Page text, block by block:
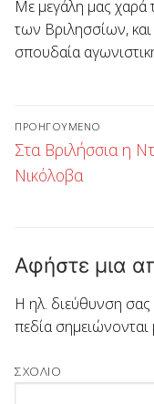
Με μεγάλη μας χαρά
των Βριλησσίων, και
σπουδαία
Πλοήγηση
άρθρων
ΠΡΟΗΓΟΎΜΕΝΟ
Προηγούμενο
άρθρο:
Στα Βριλήσσια η
Νικόλοβα
Αφήστε μια
Η ηλ. διεύθυνση σας
πεδία σημειώνονται
ΣΧΌΛΙΟ